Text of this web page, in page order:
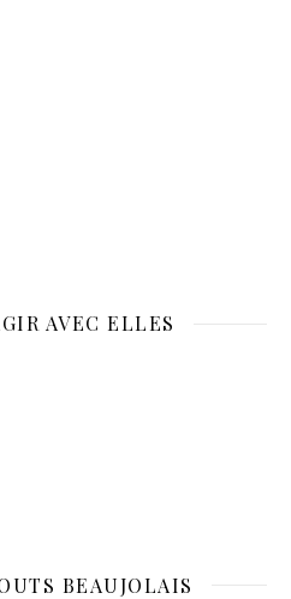
AVEC ELLES
BEAUJOLAIS